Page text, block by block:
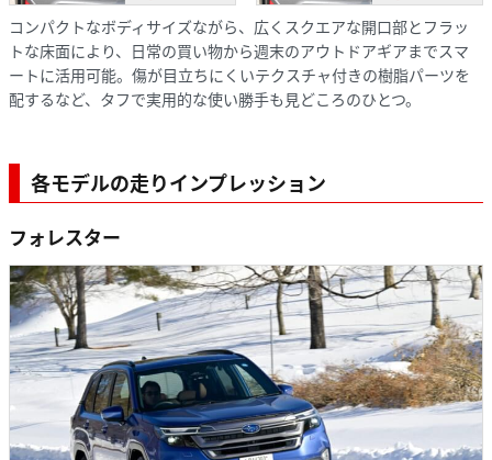
コンパクトなボディサイズながら、広くスクエアな開口部とフラッ
トな床面により、日常の買い物から週末のアウトドアギアまでスマ
ートに活用可能。傷が目立ちにくいテクスチャ付きの樹脂パーツを
配するなど、タフで実用的な使い勝手も見どころのひとつ。
各モデルの走りインプレッション
フォレスター